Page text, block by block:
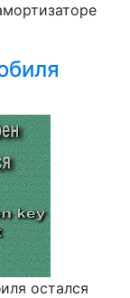
остался